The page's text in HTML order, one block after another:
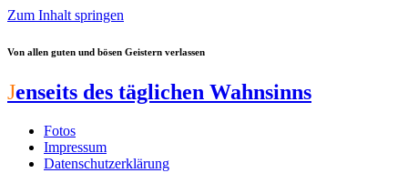
Zum Inhalt springen
Von allen guten und bösen Geistern verlassen
Jenseits des täglichen Wahnsinns
Fotos
Impressum
Datenschutzerklärung